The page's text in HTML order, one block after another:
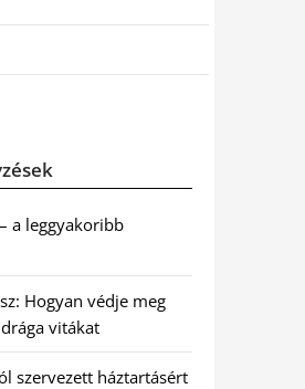
a leggyakoribb
Hogyan védje meg
vitákat
szervezett háztartásért